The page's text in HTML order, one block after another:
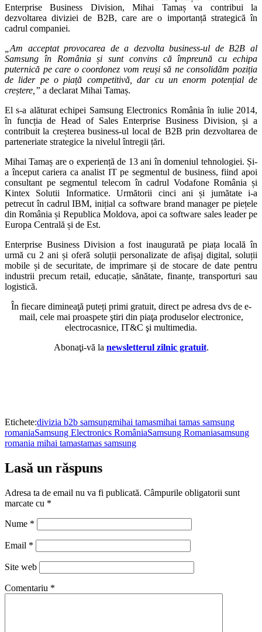
Enterprise Business Division, Mihai Tamaș va contribui la
dezvoltarea diviziei de B2B, care are o importanță strategică în
cadrul companiei.
„Am acceptat provocarea de a dezvolta business-ul de B2B al
Samsung în România și sunt convins că împreună cu echipa
puternică pe care o coordonez vom reuși să ne consolidăm poziția
de lider pe o piață competitivă, dar cu un enorm potențial de
creștere,” a declarat Mihai Tamaș.
El s-a alăturat echipei Samsung Electronics România în iulie 2014,
în funcția de Head of Sales Enterprise Business Division, și a
contribuit la creșterea business-ul local de B2B prin dezvoltarea de
parteneriate strategice la nivelul întregii țări.
Mihai Tamaș are o experiență de 13 ani în domeniul tehnologiei. Și-
a început cariera ca analist IT pe segmentul de business, fiind apoi
consultant pe segmentul telecom în cadrul Vodafone România și
Kintex Solutii Informatice. Următorii cinci ani și jumătate i-a
petrecut în cadrul IBM, inițial ca software brand manager pe piețele
din România și Republica Moldova, apoi ca software sales leader pe
Europa Centrală și de Est.
Enterprise Business Division a fost inaugurată pe piața locală în
urmă cu 2 ani și oferă soluții personalizate de afișaj digital, soluții
mobile și de securitate, de imprimare și de stocare de date pentru
industrii precum retail, educație, sănătate, finanțe, transporturi sau
logistică.
În fiecare dimineaţă puteți primi gratuit, direct pe adresa dvs de e-
mail, cele mai proaspete ştiri din piaţa produselor electronice,
electrocasnice, IT&C şi multimedia.
Abonaţi-vă la newsletterul zilnic gratuit.
Etichete:divizia b2b samsungmihai tamasmihai tamas samsung
romaniaSamsung Electronics RomâniaSamsung Romaniasamsung
romania mihai tamastamas samsung
Lasă un răspuns
Adresa ta de email nu va fi publicată. Câmpurile obligatorii sunt
marcate cu *
Nume *
Email *
Site web
Comentariu *